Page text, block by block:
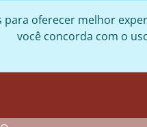
para oferecer melhor
você concorda com o